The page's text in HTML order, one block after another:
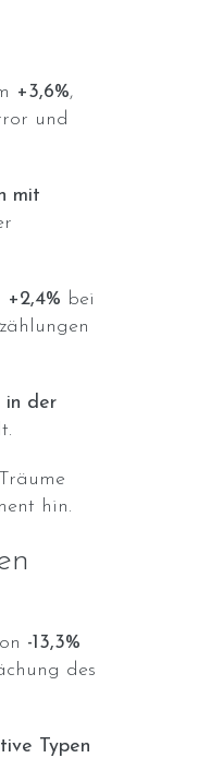
+3,6%,
und
mit
+2,4% bei
in der
Träume
hin.
-13,3%
des
Typen